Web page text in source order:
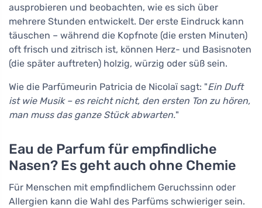
ausprobieren und beobachten, wie es sich über
mehrere Stunden entwickelt. Der erste Eindruck kann
täuschen – während die Kopfnote (die ersten Minuten)
oft frisch und zitrisch ist, können Herz- und Basisnoten
(die später auftreten) holzig, würzig oder süß sein.
Wie die Parfümeurin Patricia de Nicolaï sagt: "Ein Duft
ist wie Musik – es reicht nicht, den ersten Ton zu hören,
man muss das ganze Stück abwarten."
Eau de Parfum für empfindliche
Nasen? Es geht auch ohne Chemie
Für Menschen mit empfindlichem Geruchssinn oder
Allergien kann die Wahl des Parfüms schwieriger sein.